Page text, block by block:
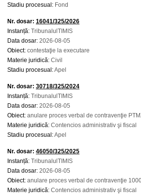
Stadiu procesual: Fond
Nr. dosar: 16041/325/2026
Instanță: TribunalulTIMIS
Data dosar: 2026-08-05
Obiect: contestaţie la executare
Materie juridică: Civil
Stadiu procesual:Apel
Nr. dosar: 30718/325/2024
Instanță: TribunalulTIMIS
Data dosar: 2026-08-05
Obiect: anulare proces verbal de contravenţie
Materie juridică: Contencios administrativ şi fiscal
Stadiu procesual:Apel
Nr. dosar: 46050/325/2025
Instanță: TribunalulTIMIS
Data dosar: 2026-08-05
Obiect: anulare proces verbal de contravenţie
Materie juridică: Contencios administrativ şi fiscal